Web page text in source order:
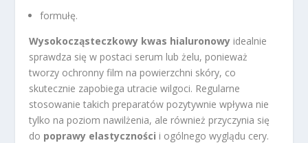
formułę.
Wysokocząsteczkowy kwas hialuronowy idealnie
sprawdza się w postaci serum lub żelu, ponieważ
tworzy ochronny film na powierzchni skóry, co
skutecznie zapobiega utracie wilgoci. Regularne
stosowanie takich preparatów pozytywnie wpływa nie
tylko na poziom nawilżenia, ale również przyczynia się
do poprawy elastyczności i ogólnego wyglądu cery.